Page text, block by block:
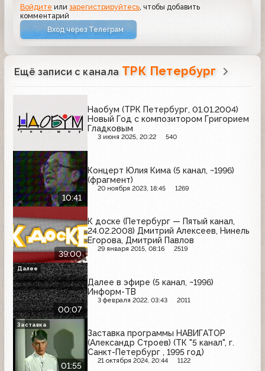
Войдите илизарегистрируйтесь , чтобы добавить
комментарий
Вход через Телеграм
Ещё записи с канала ТРК Петербург
Наобум (ТРК Петербург, 01.01.2004)
Новый Год с композитором Григорием
Гладковым
3 июня 2025, 20:22 540
10:41
Концерт Юлия Кима (5 канал, ~1996)
(фрагмент)
20 ноября 2023, 18:45 1269
39:00
К доске (Петербург — Пятый канал,
24.02.2008) Дмитрий Алексеев, Нинель
Егорова, Дмитрий Павлов
29 января 2015, 08:16 2519
00:07
Далее в эфире (5 канал, ~1996)
Информ-ТВ
3 февраля 2022, 03:43 2011
Далее
01:55
Заставка программы НАВИГАТОР
(Александр Строев) (ТК "5 канал", г.
Санкт-Петербург , 1995 год)
21 октября 2024, 20:44 1122
Заставка